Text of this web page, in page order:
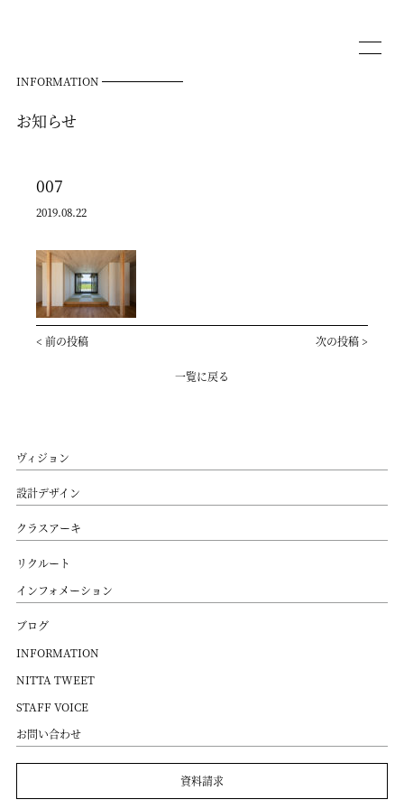
INFORMATION
お知らせ
007
2019.08.22
< 前の投稿 次の投稿 >
一覧に戻る
ヴィジョン
設計デザイン
クラスアーキ
リクルート
インフォメーション
ブログ
INFORMATION
NITTA TWEET
STAFF VOICE
お問い合わせ
資料請求